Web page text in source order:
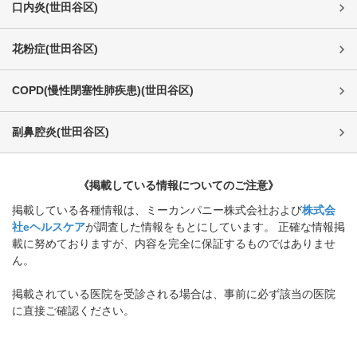
口内炎(世田谷区)
花粉症(世田谷区)
COPD(慢性閉塞性肺疾患)(世田谷区)
副鼻腔炎(世田谷区)
《掲載している情報についてのご注意》
掲載している各種情報は、ミーカンパニー株式会社および株式会
社eヘルスケアが調査した情報をもとにしています。 正確な情報掲
載に努めておりますが、内容を完全に保証するものではありませ
ん。
掲載されている医院を受診される場合は、事前に必ず該当の医院
に直接ご確認ください。